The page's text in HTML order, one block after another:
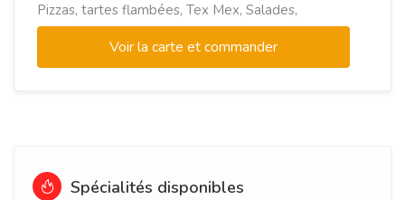
Pizzas, tartes flambées, Tex Mex, Salades,
Voir la carte et commander
Spécialités disponibles